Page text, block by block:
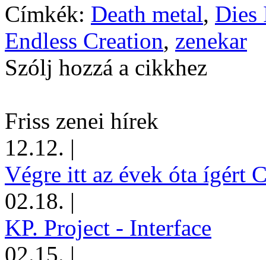
Címkék: Death metal, Dies
Endless Creation, zenekar
Szólj hozzá a cikkhez
Friss zenei hírek
12.12. |
Végre itt az évek óta ígért
02.18. |
KP. Project - Interface
02.15. |